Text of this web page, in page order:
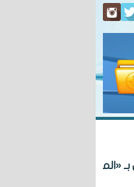
السكنية